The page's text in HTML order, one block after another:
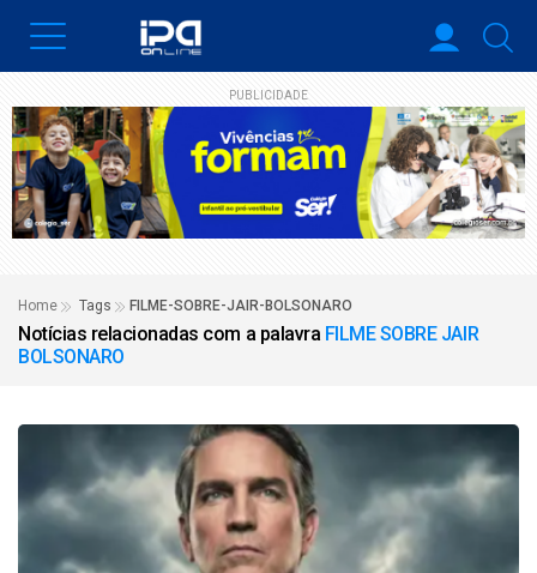
PUBLICIDADE
Home Tags FILME-SOBRE-JAIR-BOLSONARO
Notícias relacionadas com a palavra FILME SOBRE JAIR
BOLSONARO